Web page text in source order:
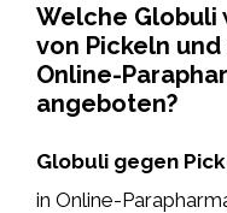
Welche Globuli
von Pickeln
Online-
angeboten?
Globuli gegen
in Online-